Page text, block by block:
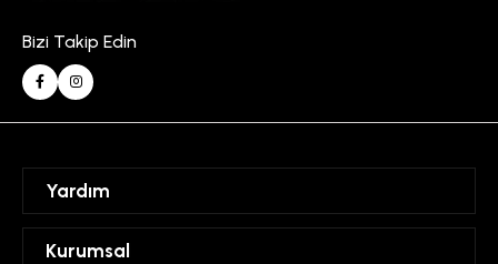
Bizi Takip Edin
Yardım
Kurumsal